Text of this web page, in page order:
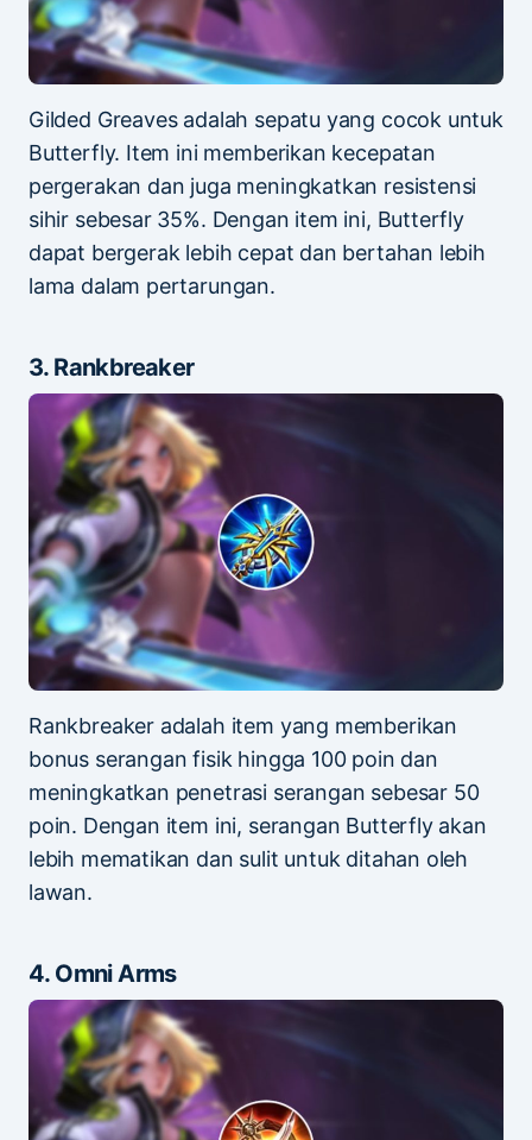
Gilded Greaves adalah sepatu yang cocok untuk
Butterfly. Item ini memberikan kecepatan
pergerakan dan juga meningkatkan resistensi
sihir sebesar 35%. Dengan item ini, Butterfly
dapat bergerak lebih cepat dan bertahan lebih
lama dalam pertarungan.
3. Rankbreaker
Rankbreaker adalah item yang memberikan
bonus serangan fisik hingga 100 poin dan
meningkatkan penetrasi serangan sebesar 50
poin. Dengan item ini, serangan Butterfly akan
lebih mematikan dan sulit untuk ditahan oleh
lawan.
4. Omni Arms